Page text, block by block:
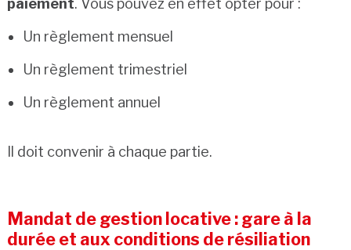
paiement. Vous pouvez en effet opter pour :
Un règlement mensuel
Un règlement trimestriel
Un règlement annuel
Il doit convenir à chaque partie.
Mandat de gestion locative : gare à la
durée et aux conditions de résiliation